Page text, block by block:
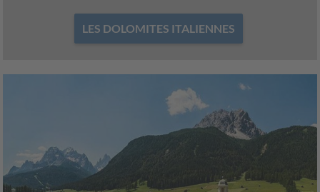
LES DOLOMITES ITALIENNES